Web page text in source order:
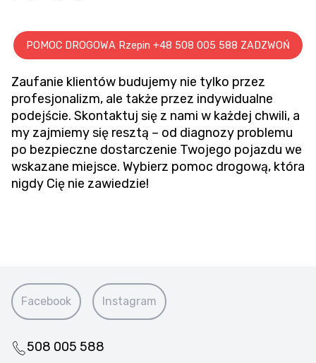
POMOC DROGOWA Rzepin +48 508 005 588 ZADZWOŃ
Zaufanie klientów budujemy nie tylko przez
profesjonalizm, ale także przez indywidualne
podejście. Skontaktuj się z nami w każdej chwili, a
my zajmiemy się resztą – od diagnozy problemu
po bezpieczne dostarczenie Twojego pojazdu we
wskazane miejsce. Wybierz pomoc drogową, która
nigdy Cię nie zawiedzie!
Facebook Instagram
508 005 588